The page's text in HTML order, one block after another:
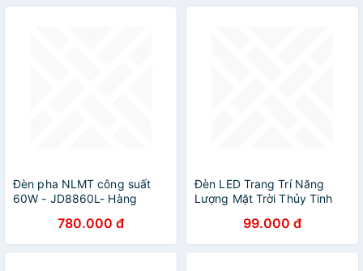
Đèn pha NLMT công suất
60W - JD8860L- Hàng
780.000 đ
Đèn LED Trang Trí Năng
Lượng Mặt Trời Thủy Tinh
Vườn Ban Công Chống Nước
-HÀNG LOẠI 1 - CHÍNH
HÃNG MINIIN
99.000 đ